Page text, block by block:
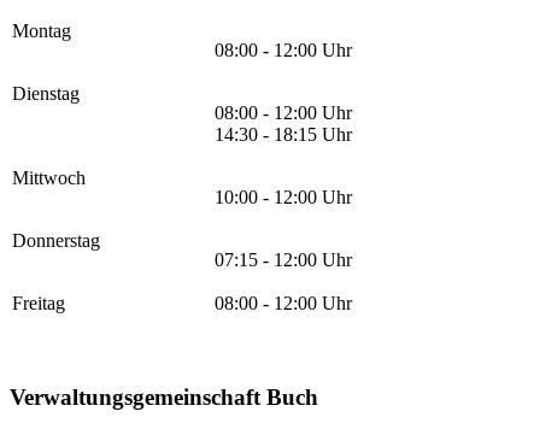
Montag
08:00 - 12:00 Uhr
Dienstag
08:00 - 12:00 Uhr
14:30 - 18:15 Uhr
Mittwoch
10:00 - 12:00 Uhr
Donnerstag
07:15 - 12:00 Uhr
Freitag 08:00 - 12:00 Uhr
Verwaltungsgemeinschaft Buch